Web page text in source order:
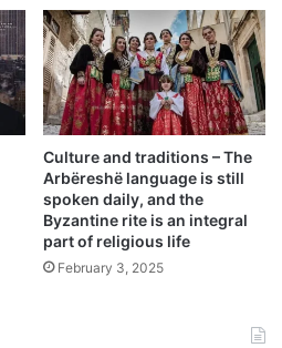
Culture and traditions – The
Arbëreshë language is still
spoken daily, and the
Byzantine rite is an integral
part of religious life
February 3, 2025